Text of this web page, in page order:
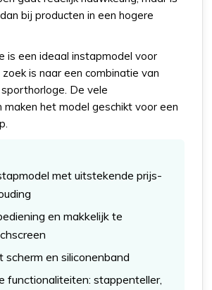
bij producten in een hogere
is een ideaal instapmodel voor
is naar een combinatie van
De vele
het model geschikt voor een
met uitstekende prijs-
en makkelijk te
scherm en siliconenband
functionaliteiten: stappenteller,